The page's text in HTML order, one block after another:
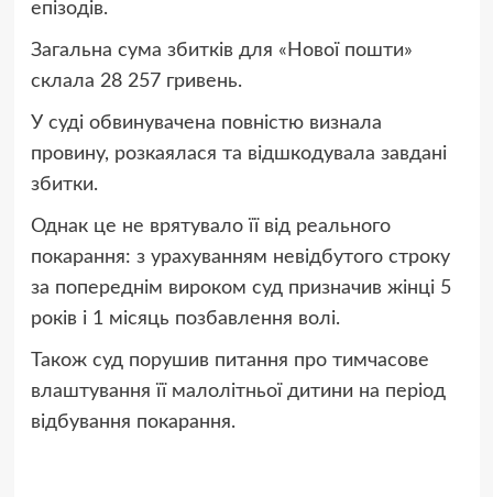
епізодів.
Загальна сума збитків для «Нової пошти»
склала 28 257 гривень.
У суді обвинувачена повністю визнала
провину, розкаялася та відшкодувала завдані
збитки.
Однак це не врятувало її від реального
покарання: з урахуванням невідбутого строку
за попереднім вироком суд призначив жінці 5
років і 1 місяць позбавлення волі.
Також суд порушив питання про тимчасове
влаштування її малолітньої дитини на період
відбування покарання.